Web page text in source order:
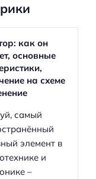
как он
основные
на схеме
самый
элемент в
и
–